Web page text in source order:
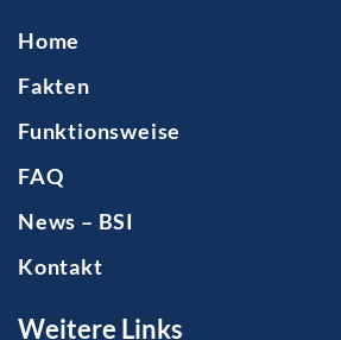
Home
Fakten
Funktionsweise
FAQ
News – BSI
Kontakt
Weitere Links